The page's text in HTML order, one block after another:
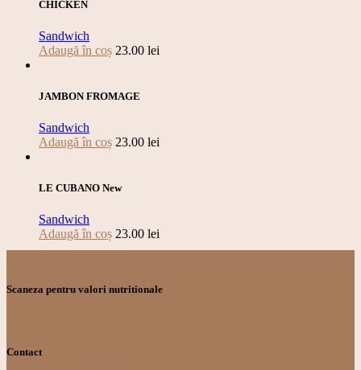
CHICKEN
Sandwich
Adaugă în coș 23.00 lei
JAMBON FROMAGE
Sandwich
Adaugă în coș 23.00 lei
LE CUBANO New
Sandwich
Adaugă în coș 23.00 lei
Scaneza pentru valori nutritionale
Contact